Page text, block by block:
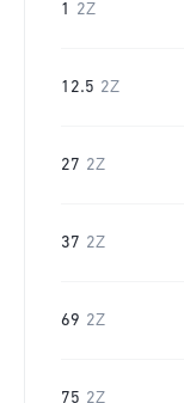
1 2Z
12.5 2Z
27 2Z
37 2Z
69 2Z
75 2Z